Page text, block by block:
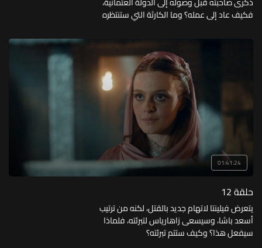
فكيف عاد إلى عمله؟ وما الكارثة التي ستنتظره
01:41:24
حلقة 12
يتعرض فيلينتا لاتهام جديد بالقتل، لكنه من ترتيب
أسعد باشا، وسيسعى زاهارياس لتبرئته، فلماذا
سيفعل هذا؟ وكيف ستتم تبرئته؟